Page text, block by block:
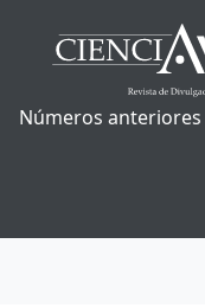
Números anteriores